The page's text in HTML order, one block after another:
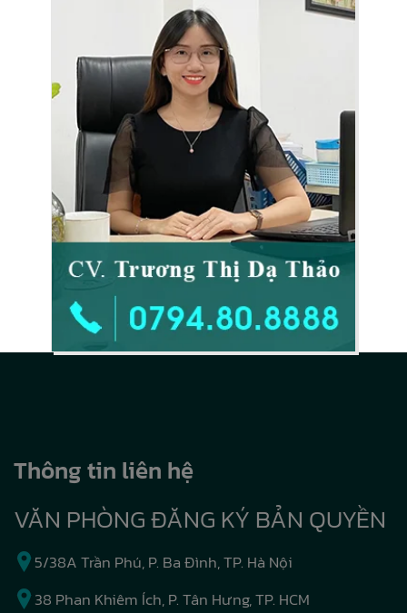
Thông tin liên hệ
VĂN PHÒNG ĐĂNG KÝ BẢN QUYỀN
5/38A Trần Phú, P. Ba Đình, TP. Hà Nội
38 Phan Khiêm Ích, P. Tân Hưng, TP. HCM